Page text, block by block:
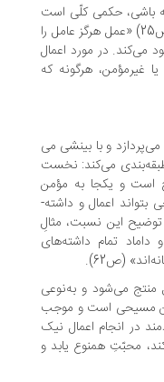
حکمی کلّی است
می‌­کند همه ما گناهکاریم.» (ص25) «عمل هرگز عامل را
در مورد اعمال
هرگونه که
و با بینشی می­‌
می­‌کند: نخست
یکجا به مؤمن
اعمال و داشته‌­
نسبت، مثالِ
تمام داشته­‌های
می­‌شود و به‌­نوعی
است و موجب
اعمال نیک
هم­نوع یابد و